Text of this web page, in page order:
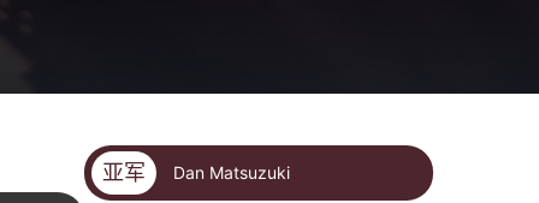
亚军 Dan Matsuzuki